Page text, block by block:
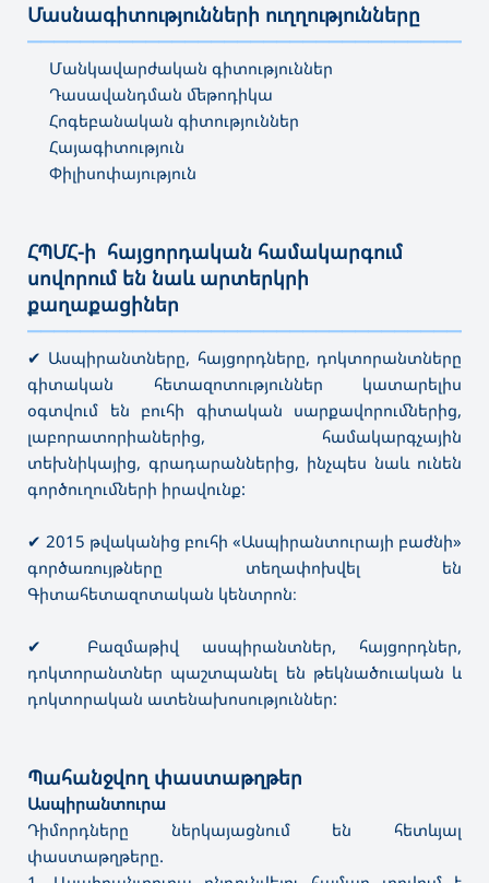
Մասնագիտությունների ուղղությունները
Մանկավարժական գիտություններ
Դասավանդման մեթոդիկա
Հոգեբանական գիտություններ
Հայագիտություն
Փիլիսոփայություն
ՀՊՄՀ-ի հայցորդական համակարգում
սովորում են նաև արտերկրի
քաղաքացիներ
✔ Ասպիրանտները, հայցորդները, դոկտորանտները
գիտական հետազոտություններ կատարելիս
օգտվում են բուհի գիտական սարքավորումներից,
լաբորատորիաներից, համակարգչային
տեխնիկայից, գրադարաններից, ինչպես նաև ունեն
գործուղումների իրավունք:
✔ 2015 թվականից բուհի «Ասպիրանտուրայի բաժնի»
գործառույթները տեղափոխվել են
Գիտահետազոտական կենտրոն։
✔ Բազմաթիվ ասպիրանտներ, հայցորդներ,
դոկտորանտներ պաշտպանել են թեկնածուական և
դոկտորական ատենախոսություններ:
Պահանջվող փաստաթղթեր
Ասպիրանտուրա
Դիմորդները ներկայացնում են հետևյալ
փաստաթղթերը.